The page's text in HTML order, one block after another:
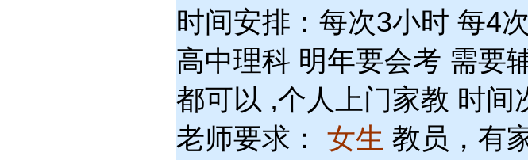
时间安排：每次3小时 每4
高中理科 明年要会考 需要
都可以 ,个人上门家教 时间
老师要求： 女生 教员，有